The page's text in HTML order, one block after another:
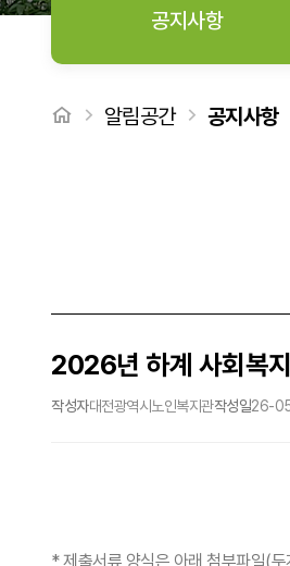
공지사항
처음으로
알림공간 공지사항
2026년 하계 사회복
작성자대전광역시노인복지관작성일26-
* 제출서류 양식은 아래 첨부파일(